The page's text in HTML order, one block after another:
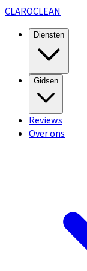
CLAROCLEAN
Diensten
Gidsen
Reviews
Over ons